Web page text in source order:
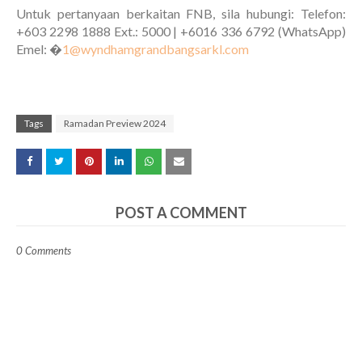
Untuk pertanyaan berkaitan FNB, sila hubungi: Telefon:
+603 2298 1888 Ext.: 5000 | +6016 336 6792 (WhatsApp)
Emel: �1@wyndhamgrandbangsarkl.com
Tags Ramadan Preview 2024
POST A COMMENT
0 Comments